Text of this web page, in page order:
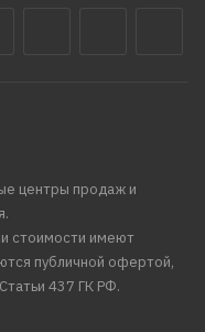
центры продаж и
стоимости имеют
публичной офертой,
437 ГК РФ.